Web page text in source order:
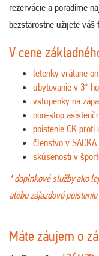
rezervácie a poradíme
bezstarostne užijete váš
V cene
letenky vrátane
ubytovanie v 3*
vstupenky na
non-stop
poistenie CK
členstvo v
skúsenosti v
* doplnkové služby ako
alebo zájazdové
Máte záujem o